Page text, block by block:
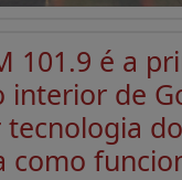
101.9 é a
interior de
como